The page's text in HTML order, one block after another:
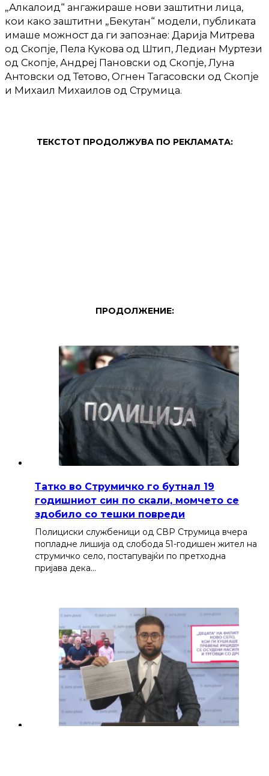
„Алкалоид“ ангажираше нови заштитни лица,
кои како заштитни „Бекутан“ модели, публиката
имаше можност да ги запознае: Дарија Митрева
од Скопје, Пела Кукова од Штип, Ледиан Муртези
од Скопје, Андреј Пановски од Скопје, Луна
Антовски од Тетово, Огнен Тагасовски од Скопје
и Михаил Михаилов од Струмица.
ТЕКСТОТ ПРОДОЛЖУВА ПО РЕКЛАМАТА:
ПРОДОЛЖЕНИЕ:
Татко во Струмичко го бутнал 19
годишниот син по скали, момчето се
здобило со тешки повреди
Полициски службеници од СВР Струмица вчера
попладне лишија од слобода 51-годишен жител на
струмичко село, постапувајќи по претходна
пријава дека…